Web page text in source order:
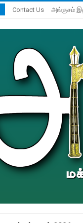
Contact Us அங்குசம்